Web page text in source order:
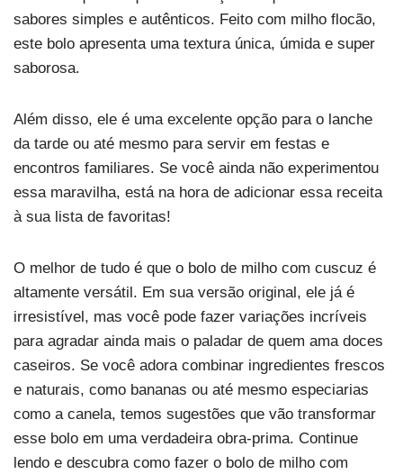
sabores simples e autênticos. Feito com milho flocão,
este bolo apresenta uma textura única, úmida e super
saborosa.
Além disso, ele é uma excelente opção para o lanche
da tarde ou até mesmo para servir em festas e
encontros familiares. Se você ainda não experimentou
essa maravilha, está na hora de adicionar essa receita
à sua lista de favoritas!
O melhor de tudo é que o bolo de milho com cuscuz é
altamente versátil. Em sua versão original, ele já é
irresistível, mas você pode fazer variações incríveis
para agradar ainda mais o paladar de quem ama doces
caseiros. Se você adora combinar ingredientes frescos
e naturais, como bananas ou até mesmo especiarias
como a canela, temos sugestões que vão transformar
esse bolo em uma verdadeira obra-prima. Continue
lendo e descubra como fazer o bolo de milho com